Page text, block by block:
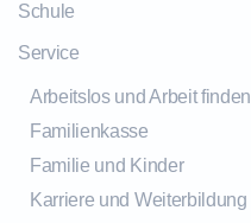
Schule
Service
Arbeitslos und Arbeit finden
Familienkasse
Familie und Kinder
Karriere und Weiterbildung